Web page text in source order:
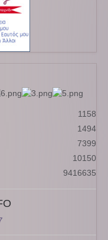
1158
1494
7399
10150
9416635